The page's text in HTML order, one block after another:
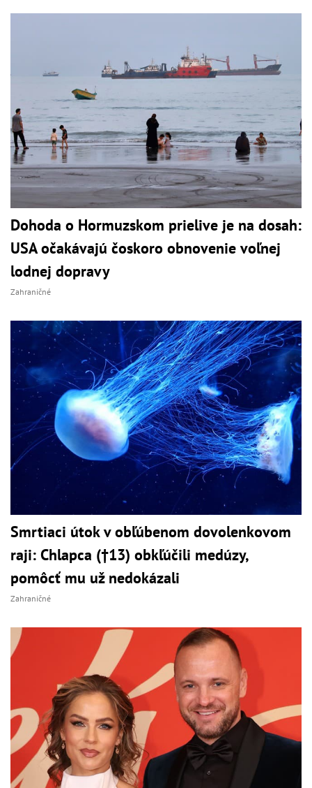
Dohoda o Hormuzskom prielive je na dosah:
USA očakávajú čoskoro obnovenie voľnej
lodnej dopravy
Zahraničné
Smrtiaci útok v obľúbenom dovolenkovom
raji: Chlapca (†13) obkľúčili medúzy,
pomôcť mu už nedokázali
Zahraničné